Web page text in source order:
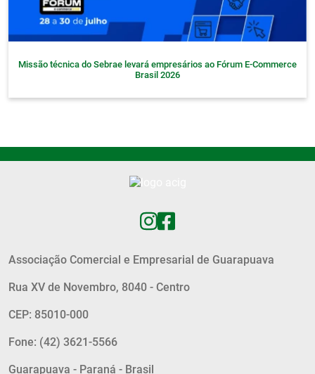
Missão técnica do Sebrae levará empresários ao Fórum E-Commerce
Brasil 2026
Associação Comercial e Empresarial de Guarapuava
Rua XV de Novembro, 8040 - Centro
CEP: 85010-000
Fone: (42) 3621-5566
Guarapuava - Paraná - Brasil